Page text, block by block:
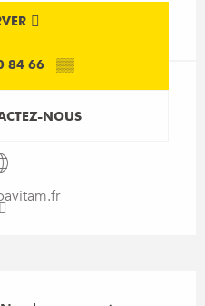
84 66 ▒▒
NOUS